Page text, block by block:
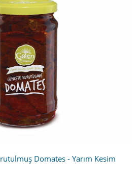
Domates - Yarım Kesim